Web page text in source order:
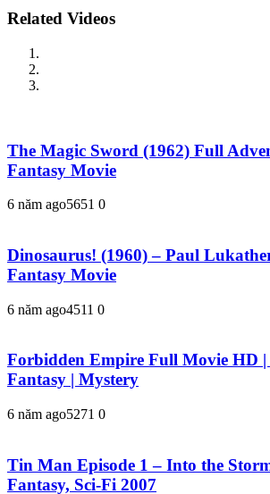
Related Videos
The Magic Sword (1962) Full
Fantasy Movie
6 năm ago5651 0
Dinosaurus! (1960) – Paul
Fantasy Movie
6 năm ago4511 0
Forbidden Empire Full Movie HD |
Fantasy | Mystery
6 năm ago5271 0
Tin Man Episode 1 – Into the
Fantasy, Sci-Fi 2007